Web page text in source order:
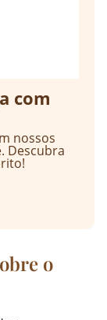
com
nossos
Descubra
o